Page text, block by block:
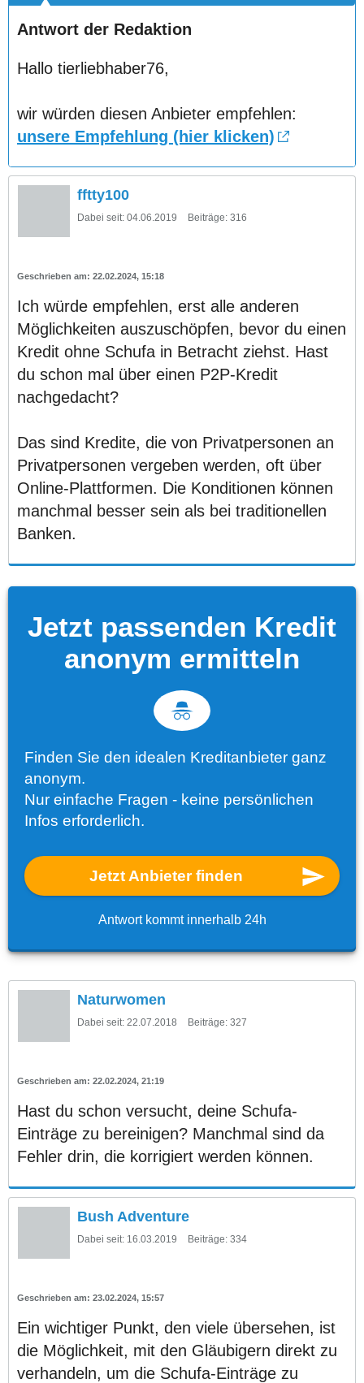
Antwort der Redaktion
Hallo tierliebhaber76,
wir würden diesen Anbieter empfehlen:
unsere Empfehlung (hier klicken)
fftty100
Dabei seit: 04.06.2019 Beiträge: 316
22.02.2024, 15:18
Ich würde empfehlen, erst alle anderen
Möglichkeiten auszuschöpfen, bevor du einen
Kredit ohne Schufa in Betracht ziehst. Hast
du schon mal über einen P2P-Kredit
nachgedacht?
Das sind Kredite, die von Privatpersonen an
Privatpersonen vergeben werden, oft über
Online-Plattformen. Die Konditionen können
manchmal besser sein als bei traditionellen
Banken.
Jetzt passenden Kredit
anonym ermitteln
Finden Sie den idealen Kreditanbieter ganz
anonym.
Nur einfache Fragen - keine persönlichen
Infos erforderlich.
Jetzt Anbieter finden
Antwort kommt innerhalb 24h
Naturwomen
Dabei seit: 22.07.2018 Beiträge: 327
22.02.2024, 21:19
Hast du schon versucht, deine Schufa-
Einträge zu bereinigen? Manchmal sind da
Fehler drin, die korrigiert werden können.
Bush Adventure
Dabei seit: 16.03.2019 Beiträge: 334
23.02.2024, 15:57
Ein wichtiger Punkt, den viele übersehen, ist
die Möglichkeit, mit den Gläubigern direkt zu
verhandeln, um die Schufa-Einträge zu